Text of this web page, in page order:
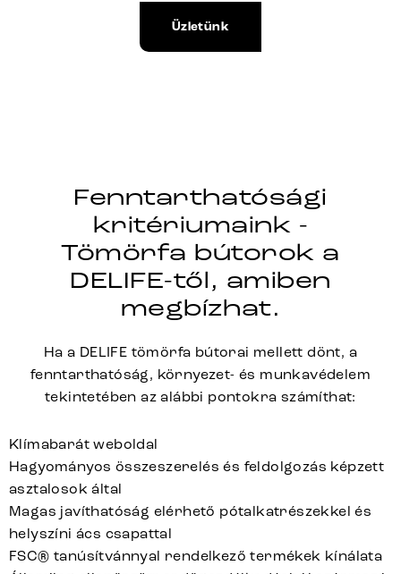
Üzletünk
Fenntarthatósági
kritériumaink -
Tömörfa bútorok a
DELIFE-től, amiben
megbízhat.
Ha a DELIFE tömörfa bútorai mellett dönt, a
fenntarthatóság, környezet- és munkavédelem
tekintetében az alábbi pontokra számíthat:
Klímabarát weboldal
Hagyományos összeszerelés és feldolgozás képzett
asztalosok által
Magas javíthatóság elérhető pótalkatrészekkel és
helyszíni ács csapattal
FSC® tanúsítvánnyal rendelkező termékek kínálata